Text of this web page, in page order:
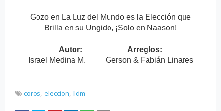
Gozo en La Luz del Mundo es la Elección que
Brilla en su Ungido, ¡Solo en Naason!
Autor: Arreglos:
Israel Medina M. Gerson & Fabián Linares
coros eleccion lldm